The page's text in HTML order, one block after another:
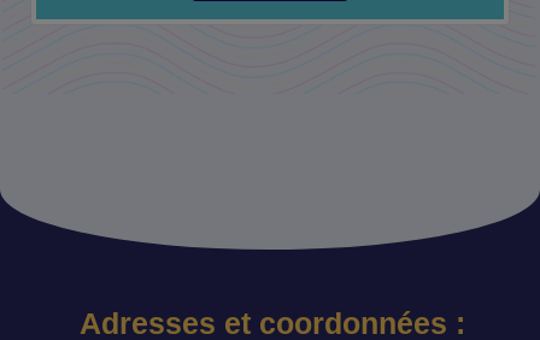
Adresses et coordonnées :